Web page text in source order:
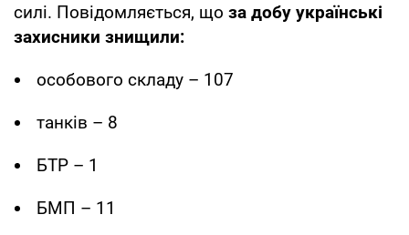
силі. Повідомляється, що за добу українські
захисники знищили:
особового складу – 107
танків – 8
БТР – 1
БМП – 11